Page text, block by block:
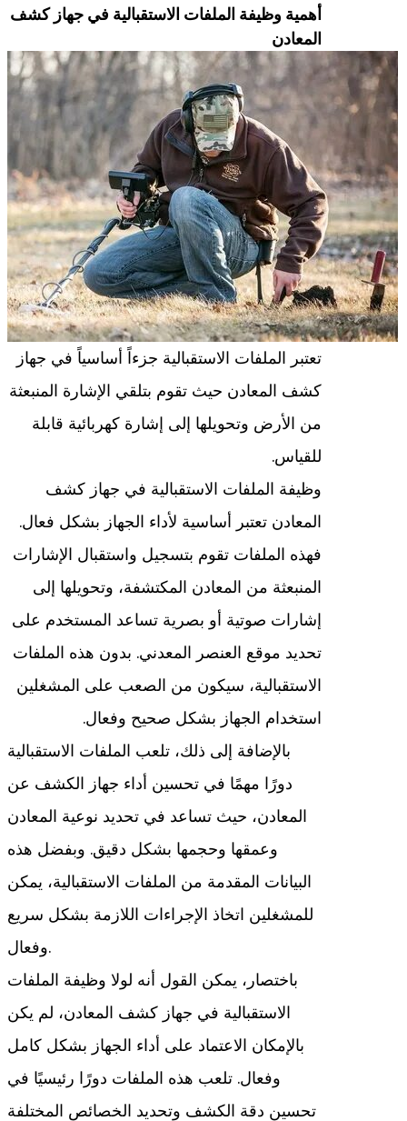
أهمية وظيفة الملفات الاستقبالية في جهاز كشف
المعادن
تعتبر الملفات الاستقبالية جزءاً أساسياً في جهاز
كشف المعادن حيث تقوم بتلقي الإشارة المنبعثة
من الأرض وتحويلها إلى إشارة كهربائية قابلة
للقياس.
وظيفة الملفات الاستقبالية في جهاز كشف
المعادن تعتبر أساسية لأداء الجهاز بشكل فعال.
فهذه الملفات تقوم بتسجيل واستقبال الإشارات
المنبعثة من المعادن المكتشفة، وتحويلها إلى
إشارات صوتية أو بصرية تساعد المستخدم على
تحديد موقع العنصر المعدني. بدون هذه الملفات
الاستقبالية، سيكون من الصعب على المشغلين
استخدام الجهاز بشكل صحيح وفعال.
بالإضافة إلى ذلك، تلعب الملفات الاستقبالية
دورًا مهمًا في تحسين أداء جهاز الكشف عن
المعادن، حيث تساعد في تحديد نوعية المعادن
وعمقها وحجمها بشكل دقيق. وبفضل هذه
البيانات المقدمة من الملفات الاستقبالية، يمكن
للمشغلين اتخاذ الإجراءات اللازمة بشكل سريع
وفعال.
باختصار، يمكن القول أنه لولا وظيفة الملفات
الاستقبالية في جهاز كشف المعادن، لم يكن
بالإمكان الاعتماد على أداء الجهاز بشكل كامل
وفعال. تلعب هذه الملفات دورًا رئيسيًا في
تحسين دقة الكشف وتحديد الخصائص المختلفة